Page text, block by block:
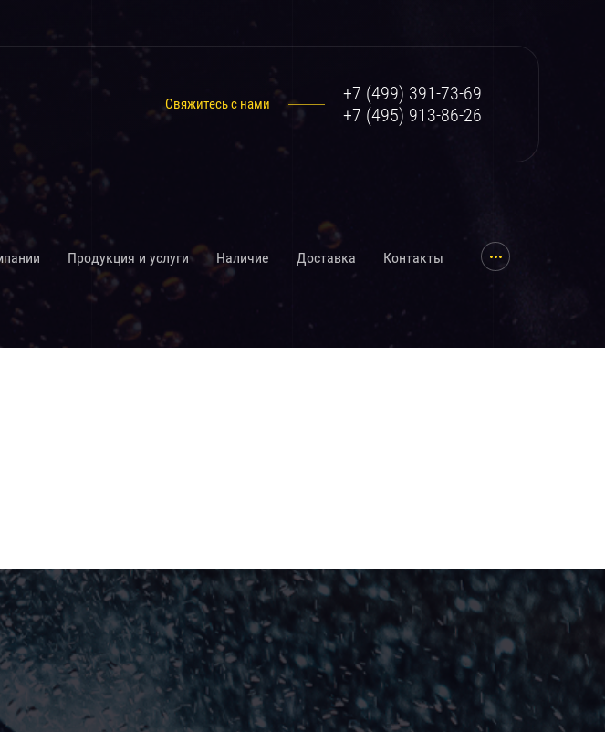
Свяжитесь с нами
+7 (499) 391-73-69
+7 (495) 913-86-26
Продукция и услуги Наличие Доставка Контакты ...